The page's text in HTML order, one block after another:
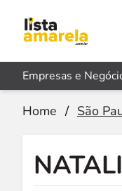
Empresas e
Home / São